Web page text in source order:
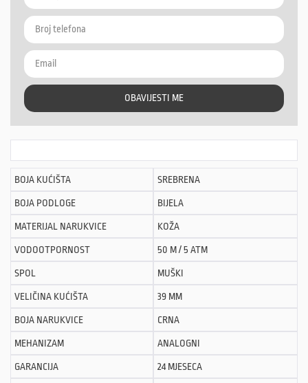
OBAVIJESTI ME
BOJA KUĆIŠTA SREBRENA
BOJA PODLOGE BIJELA
MATERIJAL NARUKVICE KOŽA
VODOOTPORNOST 50 M / 5 ATM
SPOL MUŠKI
VELIČINA KUĆIŠTA 39 MM
BOJA NARUKVICE CRNA
MEHANIZAM ANALOGNI
GARANCIJA 24 MJESECA